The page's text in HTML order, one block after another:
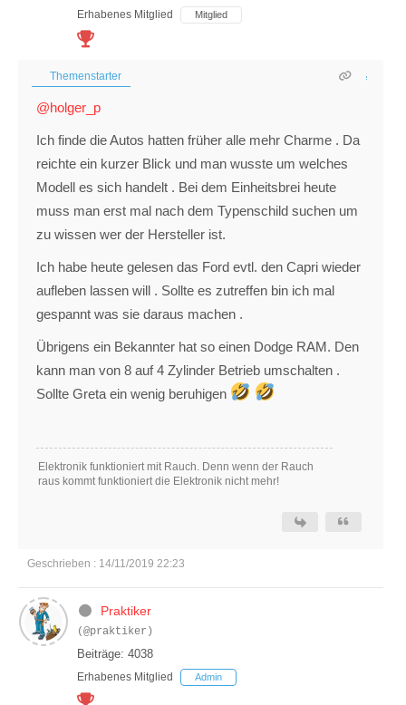
Erhabenes Mitglied Mitglied
Themenstarter
@holger_p
Ich finde die Autos hatten früher alle mehr Charme . Da
reichte ein kurzer Blick und man wusste um welches
Modell es sich handelt . Bei dem Einheitsbrei heute
muss man erst mal nach dem Typenschild suchen um
zu wissen wer der Hersteller ist.
Ich habe heute gelesen das Ford evtl. den Capri wieder
aufleben lassen will . Sollte es zutreffen bin ich mal
gespannt was sie daraus machen .
Übrigens ein Bekannter hat so einen Dodge RAM. Den
kann man von 8 auf 4 Zylinder Betrieb umschalten .
Sollte Greta ein wenig beruhigen
Elektronik funktioniert mit Rauch. Denn wenn der Rauch
raus kommt funktioniert die Elektronik nicht mehr!
Geschrieben : 14/11/2019 22:23
Praktiker
(@praktiker)
Beiträge: 4038
Erhabenes Mitglied Admin